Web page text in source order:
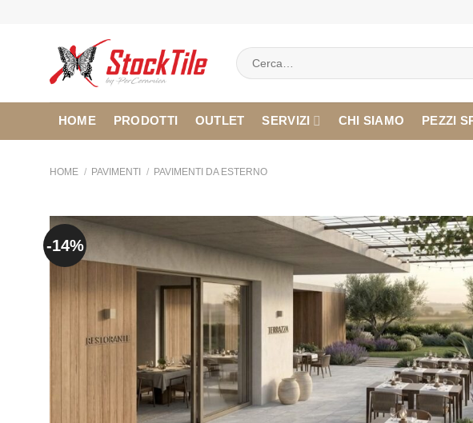
Cerca:
HOME PRODOTTI OUTLET SERVIZI CHI SIAMO PEZZI
HOME / PAVIMENTI / PAVIMENTI DA ESTERNO
-14%